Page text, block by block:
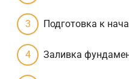
Подготовка к
Заливка